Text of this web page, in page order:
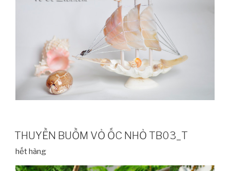
THUYỀN BUỒM VỎ ỐC NHỎ TB03_T
hết hàng